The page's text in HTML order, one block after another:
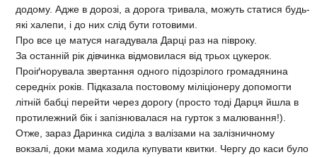
додому. Адже в дорозі, а дорога тривала, можуть статися будь-
які халепи, і до них слід бути готовими.
Про все це матуся нагадувала Дарці раз на півроку.
За останній рік дівчинка відмовилася від трьох цукерок.
Проіґнорувала звертання одного підозрілого громадянина
середніх років. Підказала постовому міліціонеру допомогти
літній бабці перейти через дорогу (просто тоді Дарця йшла в
протилежний бік і запізнювалася на гурток з малювання!).
Отже, зараз Даринка сиділа з валізами на залізничному
вокзалі, доки мама ходила купувати квитки. Чергу до каси було